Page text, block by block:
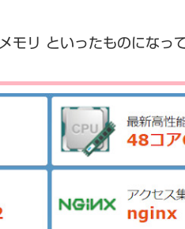
リ といったものになって